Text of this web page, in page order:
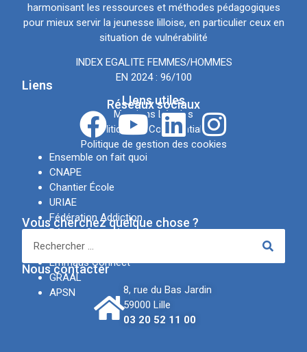
harmonisant les ressources et méthodes pédagogiques
pour mieux servir la jeunesse lilloise, en particulier ceux en
situation de vulnérabilité
INDEX EGALITE FEMMES/HOMMES
EN 2024 : 96/100
LIens utiles
Mentions Légales
Politique de Confidentialité
Politique de gestion des cookies
Liens
Réseaux sociaux
Ensemble on fait quoi
CNAPE
Chantier École
URIAE
Fédération Addiction
Réseau Canopé
IREV
Emmaüs Connect
GRAAL
APSN
Vous cherchez quelque chose ?
Nous contacter
8, rue du Bas Jardin
59000 Lille
03 20 52 11 00